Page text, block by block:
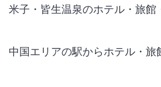
米子・皆生温泉のホテル・旅館
中国エリアの駅からホテル・旅